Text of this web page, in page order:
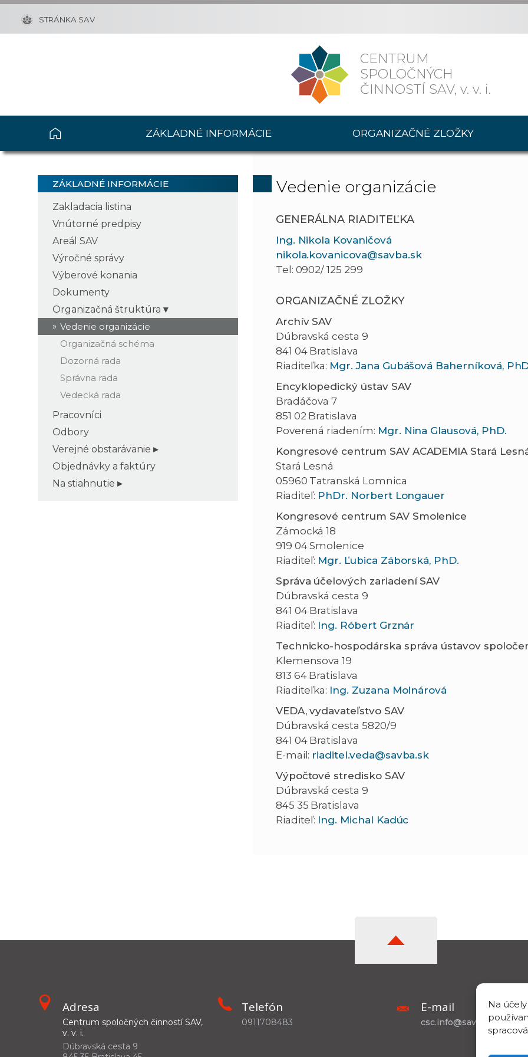
Na
CENTRUM
SPOLOČNÝCH
ČINNOSTÍ SAV, v. v. i.
STRÁNKA SAV
ZÁKLADNÉ INFORMÁCIE ORGANIZAČNÉ ZLOŽKY
ZÁKLADNÉ INFORMÁCIE
Zakladacia listina
Vnútorné predpisy
Areál SAV
Výročné správy
Výberové konania
Dokumenty
Organizačná štruktúra
Vedenie organizácie
Organizačná schéma
Dozorná rada
Správna rada
Vedecká rada
Pracovníci
Odbory
Verejné obstarávanie
Objednávky a faktúry
Na stiahnutie
Vedenie organizácie
GENERÁLNA RIADITEĽKA
Ing. Nikola Kovaničová
nikola.kovanicova@savba.sk
Tel: 0902/ 125 299
ORGANIZAČNÉ ZLOŽKY
Archív SAV
Dúbravská cesta 9
841 04 Bratislava
Riaditeľka: Mgr. Jana Gubášová Baherníková,
Encyklopedický ústav SAV
Bradáčova 7
851 02 Bratislava
Poverená riadením: Mgr. Nina Glausová, PhD.
Kongresové centrum SAV ACADEMIA Stará
Stará Lesná
05960 Tatranská Lomnica
Riaditeľ: PhDr. Norbert Longauer
Kongresové centrum SAV Smolenice
Zámocká 18
919 04 Smolenice
Riaditeľ: Mgr. Ľubica Záborská, PhD.
Správa účelových zariadení SAV
Dúbravská cesta 9
841 04 Bratislava
Riaditeľ: Ing. Róbert Grznár
Technicko-hospodárska správa ústavov
Klemensova 19
813 64 Bratislava
Riaditeľka: Ing. Zuzana Molnárová
VEDA, vydavateľstvo SAV
Dúbravská cesta 5820/9
841 04 Bratislava
E-mail: riaditel.veda@savba.sk
Výpočtové stredisko SAV
Dúbravská cesta 9
845 35 Bratislava
Riaditeľ: Ing. Michal Kadúc
Adresa
Centrum spoločných činností SAV,
v. v. i.
Dúbravská cesta 9
Telefón
0911708483
E-mail
csc.info@savba.sk